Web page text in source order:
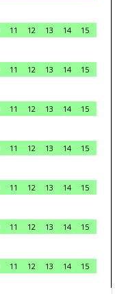
11 12 13 14
15
11 12 13 14
15
11 12 13 14
15
11 12 13 14
15
11 12 13 14
15
11 12 13 14
15
11 12 13 14
15